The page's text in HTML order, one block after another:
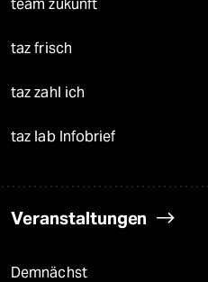
team zukunft
taz frisch
taz zahl ich
taz lab Infobrief
Veranstaltungen
Demnächst